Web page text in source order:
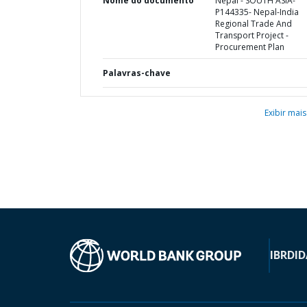
P144335- Nepal-India
Regional Trade And
Transport Project -
Procurement Plan
Palavras-chave
Exibir mais
IBRD